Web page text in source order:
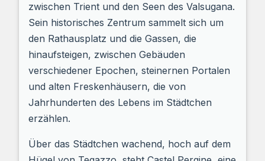
zwischen Trient und den Seen des Valsugana.
Sein historisches Zentrum sammelt sich um
den Rathausplatz und die Gassen, die
hinaufsteigen, zwischen Gebäuden
verschiedener Epochen, steinernen Portalen
und alten Freskenhäusern, die von
Jahrhunderten des Lebens im Städtchen
erzählen.
Über das Städtchen wachend, hoch auf dem